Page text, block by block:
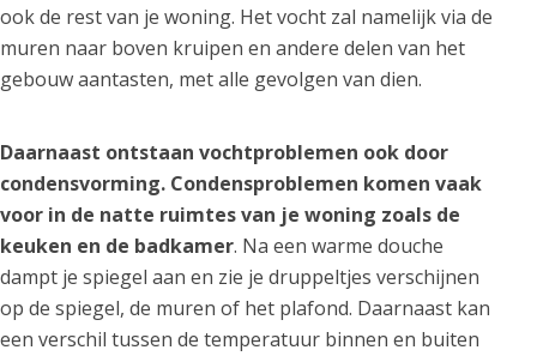
ook de rest van je woning. Het vocht zal namelijk via de
muren naar boven kruipen en andere delen van het
gebouw aantasten, met alle gevolgen van dien.
Daarnaast ontstaan vochtproblemen ook door
condensvorming. Condensproblemen komen vaak
voor in de natte ruimtes van je woning zoals de
keuken en de badkamer. Na een warme douche
dampt je spiegel aan en zie je druppeltjes verschijnen
op de spiegel, de muren of het plafond. Daarnaast kan
een verschil tussen de temperatuur binnen en buiten